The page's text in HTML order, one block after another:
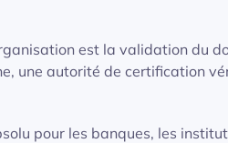
est la validation du
une autorité de certification
pour les banques, les